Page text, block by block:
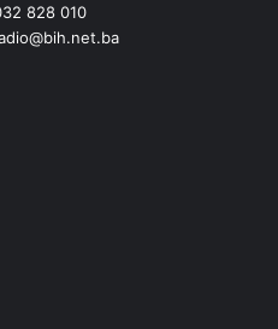
828 010